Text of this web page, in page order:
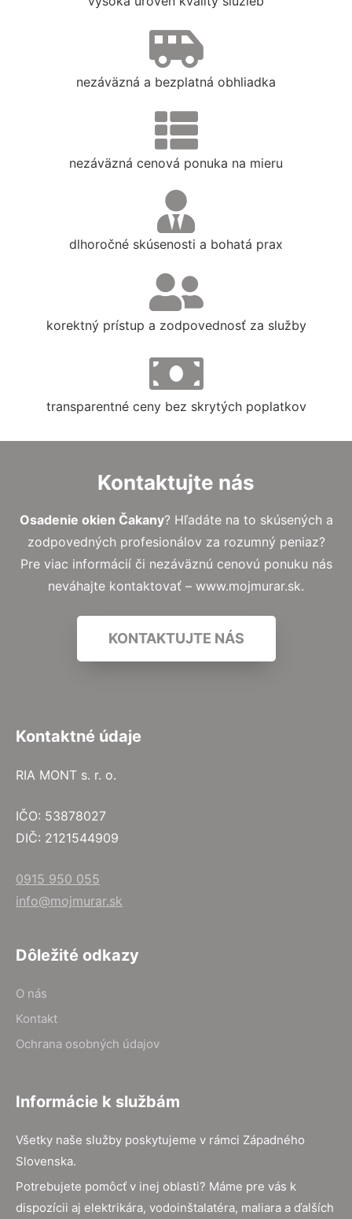
nezáväzná a bezplatná obhliadka
nezáväzná cenová ponuka na mieru
dlhoročné skúsenosti a bohatá prax
korektný prístup a zodpovednosť za služby
transparentné ceny bez skrytých poplatkov
Kontaktujte nás
Osadenie okien Čakany? Hľadáte na to skúsených a
zodpovedných profesionálov za rozumný peniaz?
Pre viac informácií či nezáväznú cenovú ponuku nás
neváhajte kontaktovať – www.mojmurar.sk.
KONTAKTUJTE NÁS
Kontaktné údaje
RIA MONT s. r. o.
IČO: 53878027
DIČ: 2121544909
0915 950 055
info@mojmurar.sk
Dôležité odkazy
O nás
Kontakt
Ochrana osobných údajov
Informácie k službám
Všetky naše služby poskytujeme v rámci Západného
Slovenska.
Potrebujete pomôcť v inej oblasti? Máme pre vás k
dispozícii aj elektrikára, vodoinštalatéra, maliara a ďalších